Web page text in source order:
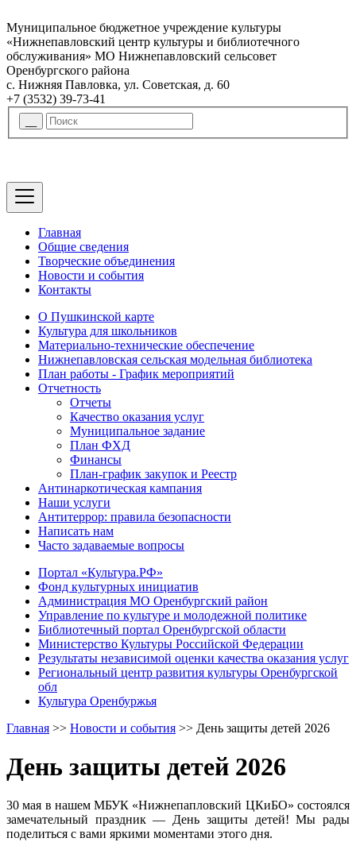
Муниципальное бюджетное учреждение культуры
«Нижнепавловский центр культуры и библиотечного
обслуживания» МО Нижнепавловский сельсовет
Оренбургского района
с. Нижняя Павловка, ул. Советская, д. 60
+7 (3532) 39-73-41
Главная
Общие сведения
Творческие объединения
Новости и события
Контакты
О Пушкинской карте
Культура для школьников
Материально-технические обеспечение
Нижнепавловская сельская модельная библиотека
План работы - График мероприятий
Отчетность
Отчеты
Качество оказания услуг
Муниципальное задание
План ФХД
Финансы
План-график закупок и Реестр
Антинаркотическая кампания
Наши услуги
Антитеррор: правила безопасности
Написать нам
Часто задаваемые вопросы
Портал «Культура.РФ»
Фонд культурных инициатив
Администрация МО Оренбургский район
Управление по культуре и молодежной политике
Библиотечный портал Оренбургской области
Министерство Культуры Российской Федерации
Результаты независимой оценки качества оказания услуг
Региональный центр развития культуры Оренбургской
обл
Культура Оренбуржья
Главная >> Новости и события >> День защиты детей 2026
День защиты детей 2026
30 мая в нашем МБУК «Нижнепапловский ЦКиБО» состоялся
замечательный праздник — День защиты детей! Мы рады
поделиться с вами яркими моментами этого дня.